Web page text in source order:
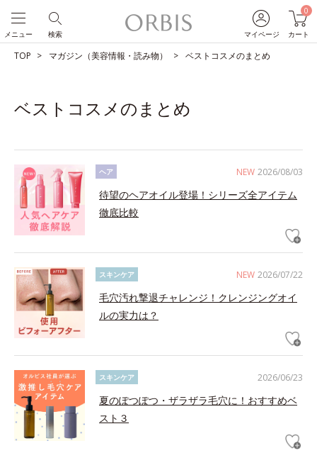
マイページ
0
カート
検索
メニュー
TOP マガジン（美容情報・読み物） ベストコスメのまとめ
ベストコスメのまとめ
NEW 2026/08/03
ヘア
待望のヘアオイル登場！シリーズ全アイテム
徹底比較
NEW 2026/07/22
スキンケア
毛穴汚れ撃退チャレンジ！クレンジングオイ
ルの実力は？
2026/06/23
スキンケア
夏のぽつぽつ・ザラザラ毛穴に！おすすめベ
スト３